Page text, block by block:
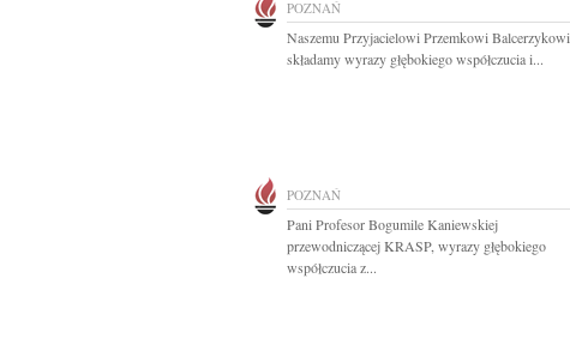
POZNAŃ
Naszemu Przyjacielowi Przemkowi Balcerzykowi
składamy wyrazy głębokiego współczucia i...
POZNAŃ
Pani Profesor Bogumile Kaniewskiej
przewodniczącej KRASP, wyrazy głębokiego
współczucia z...